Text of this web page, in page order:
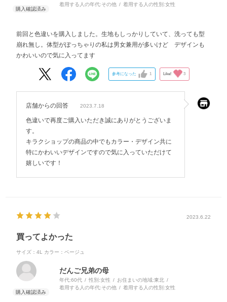
着用する人の年代:その他 着用する人の性別:女性
前回と色違いを購入しました。生地もしっかりしていて、洗っても型
崩れ無し。体型がぽっちゃりの私は男女兼用が多いけど デザインも
かわいいので気に入ってます
参考になった 1 Like! 3
店舗からの回答 2023.7.18
色違いで再度ご購入いただき誠にありがとうございま
す。
キラクショップの商品の中でもカラー・デザイン共に
特にかわいいデザインですので気に入っていただけて
嬉しいです！
2023.6.22
買ってよかった
サイズ：4L カラー：ベージュ
だんご兄弟の母
年代:60代 性別:女性 お住まいの地域:東北
着用する人の年代:その他 着用する人の性別:女性